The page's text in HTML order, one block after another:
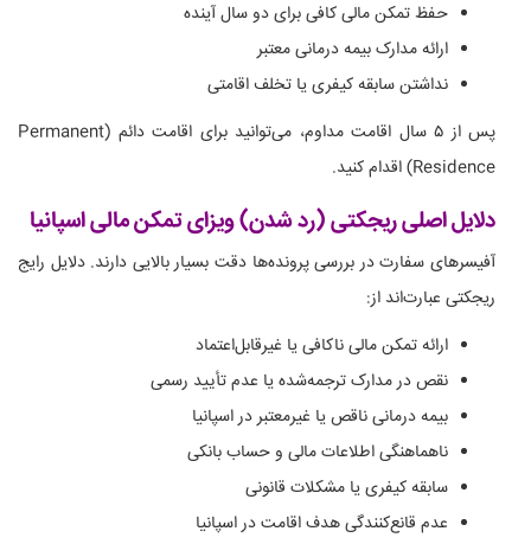
حفظ تمکن مالی کافی برای دو سال آینده
ارائه مدارک بیمه درمانی معتبر
نداشتن سابقه کیفری یا تخلف اقامتی
پس از ۵ سال اقامت مداوم، می‌توانید برای اقامت دائم (Permanent
Residence) اقدام کنید.
دلایل اصلی ریجکتی (رد شدن) ویزای تمکن مالی اسپانیا
آفیسرهای سفارت در بررسی پرونده‌ها دقت بسیار بالایی دارند. دلایل رایج
ریجکتی عبارت‌اند از:
ارائه تمکن مالی ناکافی یا غیرقابل‌اعتماد
نقص در مدارک ترجمه‌شده یا عدم تأیید رسمی
بیمه درمانی ناقص یا غیرمعتبر در اسپانیا
ناهماهنگی اطلاعات مالی و حساب بانکی
سابقه کیفری یا مشکلات قانونی
عدم قانع‌کنندگی هدف اقامت در اسپانیا